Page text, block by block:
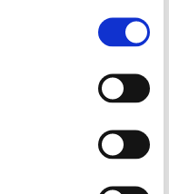
10 sp
10 sp